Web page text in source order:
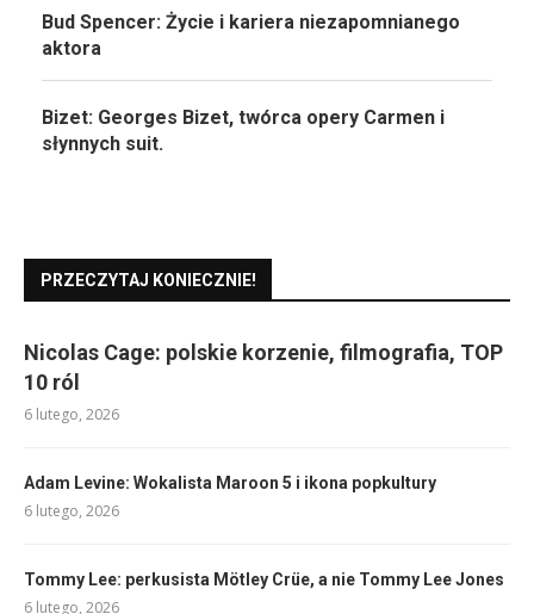
Bud Spencer: Życie i kariera niezapomnianego
aktora
Bizet: Georges Bizet, twórca opery Carmen i
słynnych suit.
PRZECZYTAJ KONIECZNIE!
Nicolas Cage: polskie korzenie, filmografia, TOP
10 ról
6 lutego, 2026
Adam Levine: Wokalista Maroon 5 i ikona popkultury
6 lutego, 2026
Tommy Lee: perkusista Mötley Crüe, a nie Tommy Lee Jones
6 lutego, 2026